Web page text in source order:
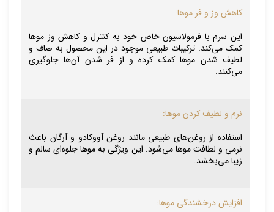
کاهش وز و فر موها:
این سرم با فرمولاسیون خاص خود به کنترل و کاهش وز موها
کمک می‌کند. ترکیبات طبیعی موجود در این محصول به صاف و
لطیف شدن موها کمک کرده و از فر شدن آن‌ها جلوگیری
می‌کنند.
نرم و لطیف کردن موها:
استفاده از روغن‌های طبیعی مانند روغن آووکادو و آرگان باعث
نرمی و لطافت موها می‌شود. این ویژگی به موها جلوه‌ای سالم و
زیبا می‌بخشد.
افزایش درخشندگی موها: